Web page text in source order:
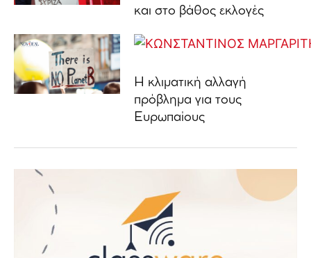
και στο βάθος εκλογές
Η κλιματική αλλαγή
πρόβλημα για τους
Ευρωπαίους